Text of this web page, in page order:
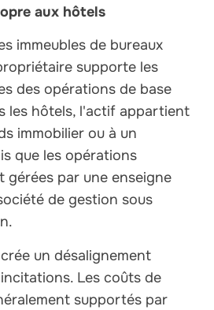
aux hôtels
immeubles de bureaux
supporte les
des opérations de base
les hôtels, l'actif appartient
immobilier ou à un
que les opérations
gérées par une enseigne
de gestion sous
un désalignement
Les coûts de
supportés par